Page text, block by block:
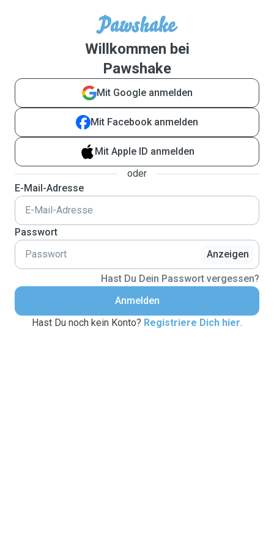
Willkommen bei
Pawshake
Mit Google anmelden
Mit Facebook anmelden
Mit Apple ID anmelden
oder
E-Mail-Adresse
Passwort
Anzeigen
Hast Du Dein Passwort vergessen?
Anmelden
Hast Du noch kein Konto? Registriere Dich hier.